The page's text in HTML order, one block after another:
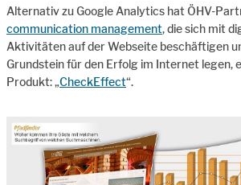
Alternativ zu Google Analytics hat ÖHV-
communication management, die sich mit
Aktivitäten auf der Webseite beschäftigen
Grundstein für den Erfolg im Internet legen,
Produkt: „CheckEffect“.